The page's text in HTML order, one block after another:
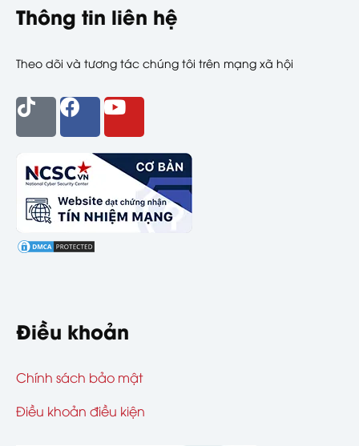
Thông tin liên hệ
Theo dõi và tương tác chúng tôi trên mạng xã hội
Điều khoản
Chính sách bảo mật
Điều khoản điều kiện